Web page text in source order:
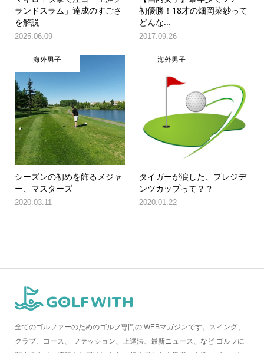
ランドスラム」達成のすごさ
を解説
2025.06.09
初優勝！18才の畑岡菜紗って
どんな...
2017.09.26
海外男子
シーズンの初めを飾るメジャ
ー、マスターズ
2020.03.11
海外男子
タイガーが涙した、プレジデ
ンツカップって？？
2020.01.22
全てのゴルファーのためのゴルフ専門の WEBマガジンです。スイング、
クラブ、コース、 ファッション、上達法、最新ニュース、など ゴルフに